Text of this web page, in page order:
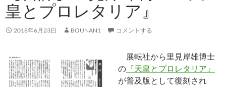
皇とプロレタリア』
2018年6月23日 BOUNAN1 コメントする
展転社から里見岸雄博士
の 『天皇とプロレタリア』
が普及版として復刻され